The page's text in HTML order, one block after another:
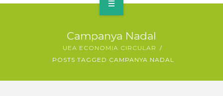
MERCAT D’INTERCANVI
EINES PER EMPRESES
Campanya Nadal
UEA ECONOMIA CIRCULAR
POSTS TAGGED CAMPANYA NADAL